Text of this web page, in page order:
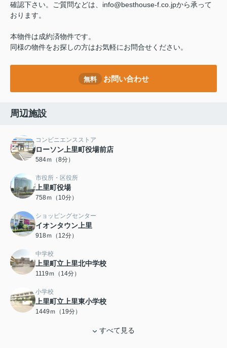
確認下さい。ご質問などは、info@besthouse-f.co.jpから承って
おります。
本物件は成約済物件です。
同様の物件をお探しの方はお気軽にお問合せください。
無料 お問い合わせ
周辺施設
コンビニエンスストア
ローソン上里町役場前店
584ｍ（8分）
市役所・区役所
上里町役場
758ｍ（10分）
ショッピングセンター
イオンタウン上里
918ｍ（12分）
中学校
上里町立上里北中学校
1119ｍ（14分）
小学校
上里町立上里東小学校
1449ｍ（19分）
すべて見る